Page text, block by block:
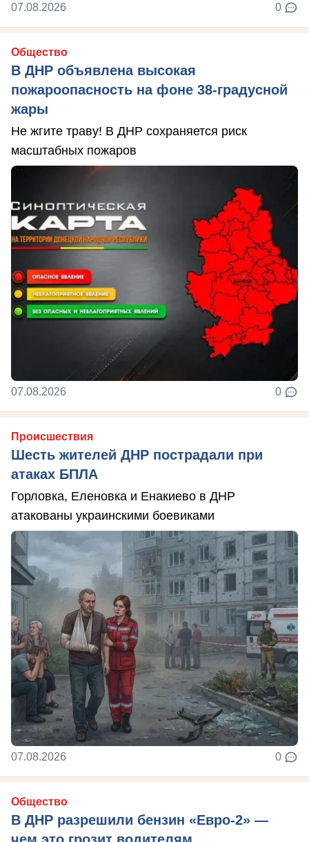
07.08.2026 0
Общество
В ДНР объявлена высокая
пожароопасность на фоне 38-градусной
жары
Не жгите траву! В ДНР сохраняется риск
масштабных пожаров
07.08.2026 0
Происшествия
Шесть жителей ДНР пострадали при
атаках БПЛА
Горловка, Еленовка и Енакиево в ДНР
атакованы украинскими боевиками
07.08.2026 0
Общество
В ДНР разрешили бензин «Евро-2» —